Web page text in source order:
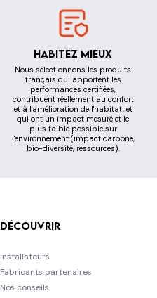
Habitez mieux
Nous sélectionnons les produits
français qui apportent les
performances certifiées,
contribuent réellement au confort
et à l'amélioration de l'habitat, et
qui ont un impact mesuré et le
plus faible possible sur
l'environnement (impact carbone,
bio-diversité, ressources).
Découvrir
Installateurs
Fabricants partenaires
Nos conseils